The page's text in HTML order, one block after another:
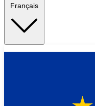
Français